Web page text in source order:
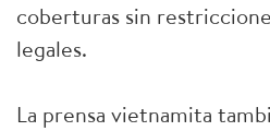
coberturas sin
legales.
La prensa vietnamita